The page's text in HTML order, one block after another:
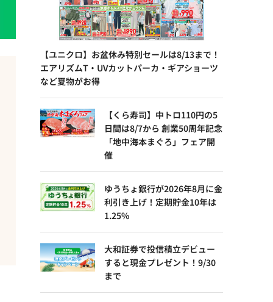
【ユニクロ】お盆休み特別セールは8/13まで！
エアリズムT・UVカットパーカ・ギアショーツ
など夏物がお得
【くら寿司】中トロ110円の5
日間は8/7から 創業50周年記念
「地中海本まぐろ」フェア開
催
ゆうちょ銀行が2026年8月に金
利引き上げ！定期貯金10年は
1.25%
大和証券で投信積立デビュー
すると現金プレゼント！9/30
まで